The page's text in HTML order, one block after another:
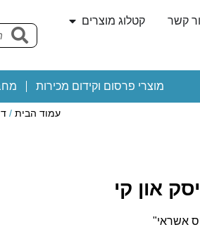
קשר קטלוג מוצרים
מוצרי פרסום וקידום מכירות
עמוד הבית /
און קי
אשראי"